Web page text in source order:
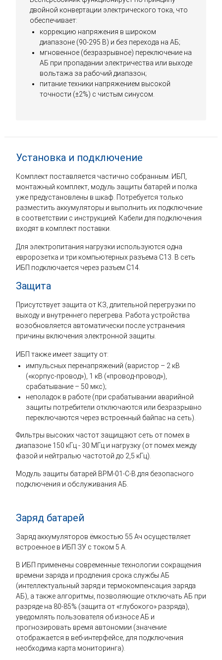
двойной конвертации электрического тока, что
обеспечивает:
коррекцию напряжения в широком
диапазоне (90-295 В) и без перехода на АБ;
мгновенное (безразрывное) переключение на
АБ при пропадании электричества или выходе
вольтажа за рабочий диапазон;
питание техники напряжением высокой
точности (±2%) с чистым синусом.
Установка и подключение
Комплект поставляется частично собранным. ИБП,
монтажный комплект, модуль защиты батарей и полка
уже предустановлены в шкаф. Потребуется только
разместить аккумуляторы и выполнить их подключение
в соответствии с инструкцией. Кабели для подключения
входят в комплект поставки.
Для электропитания нагрузки используются одна
евророзетка и три компьютерных разъема С13. В сеть
ИБП подключается через разъем С14.
Защита
Присутствует защита от КЗ, длительной перегрузки по
выходу и внутреннего перегрева. Работа устройства
возобновляется автоматически после устранения
причины включения электронной защиты.
ИБП также имеет защиту от:
импульсных перенапряжений (варистор – 2 кВ
(«корпус-провод»), 1 кВ («провод-провод»),
срабатывание – 50 мкс);
неполадок в работе (при срабатывании аварийной
защиты потребители отключаются или безразрывно
переключаются через встроенный байпас на сеть).
Фильтры высоких частот защищают сеть от помех в
диапазоне 150 кГц - 30 МГц и нагрузку (от помех между
фазой и нейтралью частотой до 2,5 кГц).
Модуль защиты батарей BPM-01-C-B для безопасного
подключения и обслуживания АБ.
Заряд батарей
Заряд аккумуляторов ёмкостью 55 Ач осуществляет
встроенное в ИБП ЗУ с током 5 А.
В ИБП применены современные технологии сокращения
времени заряда и продления срока службы АБ
(интеллектуальный заряд и термокомпенсация заряда
АБ), а также алгоритмы, позволяющие отключать АБ при
разряде на 80-85% (защита от «глубокого» разряда),
уведомлять пользователя об износе АБ и
прогнозировать время автономии (значение
отображается в веб-интерфейсе, для подключения
необходима карта мониторинга).